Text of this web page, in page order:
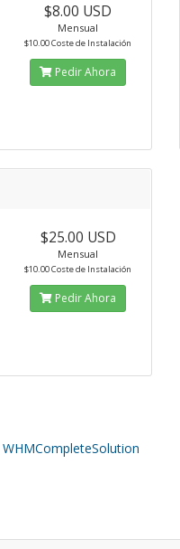
$8.00 USD
Mensual
$10.00 Coste de Instalación
Pedir Ahora
$25.00 USD
Mensual
$10.00 Coste de Instalación
Pedir Ahora
WHMCompleteSolution